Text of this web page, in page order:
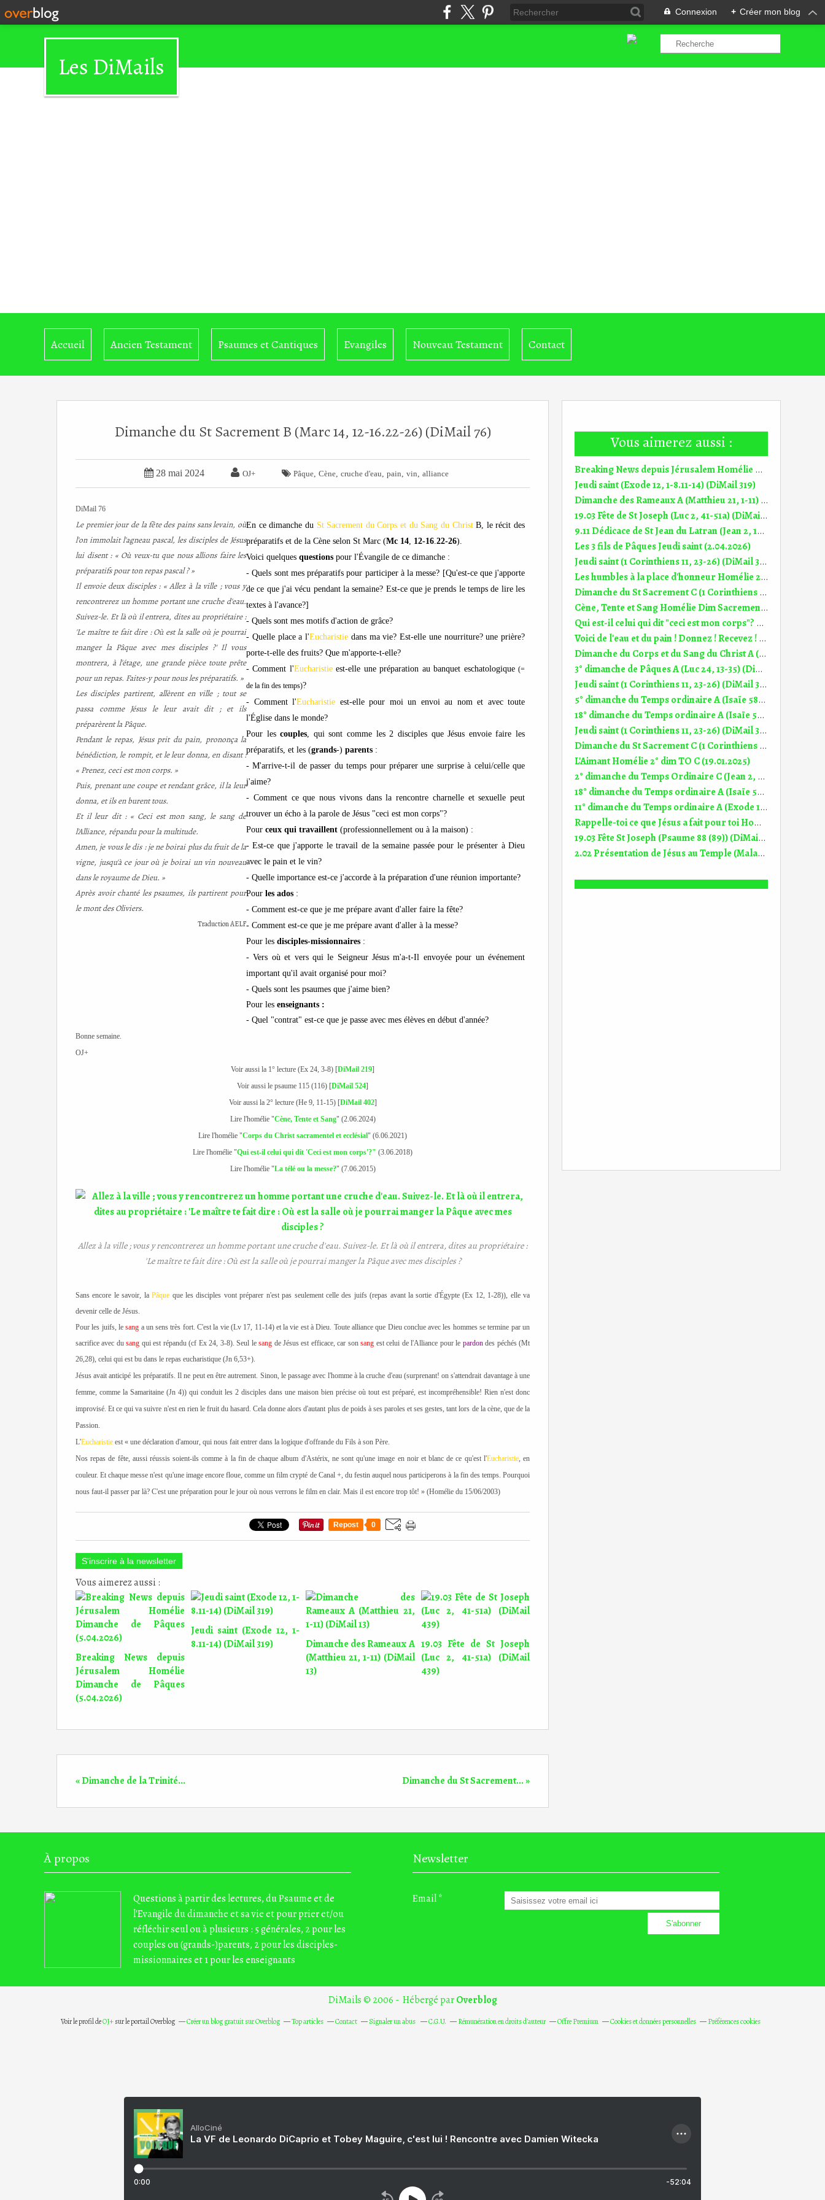
Connexion + Créer mon blog
Les DiMails
Accueil Ancien Testament Psaumes et Cantiques Evangiles Nouveau Testament Contact
Vous aimerez aussi :
Breaking News depuis Jérusalem Homélie Dimanche de Pâques (5.04.2026)
Jeudi saint (Exode 12, 1-8.11-14) (DiMail 319)
Dimanche des Rameaux A (Matthieu 21, 1-11) (DiMail 13)
19.03 Fête de St Joseph (Luc 2, 41-51a) (DiMail 439)
9.11 Dédicace de St Jean du Latran (Jean 2, 13-22) (DiMail 94)
Les 3 fils de Pâques Jeudi saint (2.04.2026)
Jeudi saint (1 Corinthiens 11, 23-26) (DiMail 394)
Les humbles à la place d'honneur Homélie 22° dim TO C (31.08.2025)
Dimanche du St Sacrement C (1 Corinthiens 11, 23-26) (DiMail 394)
Cène, Tente et Sang Homélie Dim Sacrement Corps et Sang du Christ B (2.06.2024)
Qui est-il celui qui dit "ceci est mon corps"? Homélie Dimanche du St Sacrement du Corps et du Sang du Christ B (3.06.2018)
Voici de l'eau et du pain ! Donnez ! Recevez ! Homélie 18° dim TO A (2.08.2026)
Dimanche du Corps et du Sang du Christ A (1 Corinthiens 10, 16-17) (DiMail 331)
3° dimanche de Pâques A (Luc 24, 13-35) (DiMail 16)
Jeudi saint (1 Corinthiens 11, 23-26) (DiMail 394)
5° dimanche du Temps ordinaire A (Isaïe 58, 7-10) (DiMail 153)
18° dimanche du Temps ordinaire A (Isaïe 55, 1-3) (DiMail 344)
Jeudi saint (1 Corinthiens 11, 23-26) (DiMail 394)
Dimanche du St Sacrement C (1 Corinthiens 11, 23-26) (DiMail 394)
L'Aimant Homélie 2° dim TO C (19.01.2025)
2° dimanche du Temps Ordinaire C (Jean 2, 1-11) (DiMail 103)
18° dimanche du Temps ordinaire A (Isaïe 55, 1-3) (DiMail 344)
11° dimanche du Temps ordinaire A (Exode 19, 2-6a) (DiMail 171)
Rappelle-toi ce que Jésus a fait pour toi Homélie st sacrement du Corps et du sang du Christ A (7.06.2026)
19.03 Fête St Joseph (Psaume 88 (89)) (DiMail 640)
2.02 Présentation de Jésus au Temple (Malachie 3, 1-4) (DiMail 444)
Dimanche du St Sacrement B (Marc 14, 12-16.22-26) (DiMail 76)
 28 mai 2024  OJ+  Pâque Cène cruche d'eau pain vin alliance
DiMail 76
Le premier jour de la fête des pains sans levain, où
l'on immolait l'agneau pascal, les disciples de Jésus
lui disent : « Où veux-tu que nous allions faire les
préparatifs pour ton repas pascal ? »
Il envoie deux disciples : « Allez à la ville ; vous y
rencontrerez un homme portant une cruche d'eau.
Suivez-le. Et là où il entrera, dites au propriétaire :
'Le maître te fait dire : Où est la salle où je pourrai
manger la Pâque avec mes disciples ?' Il vous
montrera, à l'étage, une grande pièce toute prête
pour un repas. Faites-y pour nous les préparatifs. »
Les disciples partirent, allèrent en ville ; tout se
passa comme Jésus le leur avait dit ; et ils
préparèrent la Pâque.
Pendant le repas, Jésus prit du pain, prononça la
bénédiction, le rompit, et le leur donna, en disant :
« Prenez, ceci est mon corps. »
Puis, prenant une coupe et rendant grâce, il la leur
donna, et ils en burent tous.
Et il leur dit : « Ceci est mon sang, le sang de
l'Alliance, répandu pour la multitude.
Amen, je vous le dis : je ne boirai plus du fruit de la
vigne, jusqu'à ce jour où je boirai un vin nouveau
dans le royaume de Dieu. »
Après avoir chanté les psaumes, ils partirent pour
le mont des Oliviers.
Traduction AELF
En ce dimanche du St Sacrement du Corps et du Sang du Christ B, le récit des
préparatifs et de la Cène selon St Marc (Mc 14, 12-16.22-26).
Voici quelques questions pour l'Évangile de ce dimanche :
- Quels sont mes préparatifs pour participer à la messe? [Qu'est-ce que j'apporte
de ce que j'ai vécu pendant la semaine? Est-ce que je prends le temps de lire les
textes à l'avance?]
- Quels sont mes motifs d'action de grâce?
- Quelle place a l'Eucharistie dans ma vie? Est-elle une nourriture? une prière?
porte-t-elle des fruits? Que m'apporte-t-elle?
- Comment l'Eucharistie est-elle une préparation au banquet eschatologique(=
de la fin des temps)?
- Comment l'Eucharistie est-elle pour moi un envoi au nom et avec toute
l'Église dans le monde?
Pour lescouples, qui sont comme les 2 disciples que Jésus envoie faire les
préparatifs, et les (grands-) parents :
- M'arrive-t-il de passer du temps pour préparer une surprise à celui/celle que
j'aime?
- Comment ce que nous vivons dans la rencontre charnelle et sexuelle peut
trouver un écho à la parole de Jésus "ceci est mon corps"?
Pour ceux qui travaillent (professionnellement ou à la maison) :
- Est-ce que j'apporte le travail de la semaine passée pour le présenter à Dieu
avec le pain et le vin?
- Quelle importance est-ce j'accorde à la préparation d'une réunion importante?
Pour les ados :
- Comment est-ce que je me prépare avant d'aller faire la fête?
- Comment est-ce que je me prépare avant d'aller à la messe?
Pour les disciples-missionnaires :
-Vers où et vers qui le Seigneur Jésus m'a-t-Il envoyée pour un événement
important qu'il avait organisé pour moi?
- Quels sont les psaumes que j'aime bien?
Pour les enseignants :
- Quel "contrat" est-ce que je passe avec mes élèves en début d'année?
Bonne semaine.
OJ+
Voir aussi la 1° lecture (Ex 24, 3-8) [DiMail 219]
Voir aussi le psaume 115 (116) [DiMail 524]
Voir aussi la 2° lecture (He 9, 11-15) [DiMail 402]
Lire l'homélie "Cène, Tente et Sang" (2.06.2024)
Lire l'homélie "Corps du Christ sacramentel et ecclésial" (6.06.2021)
Lire l'homélie "Qui est-il celui qui dit 'Ceci est mon corps'?" (3.06.2018)
Lire l'homélie "La télé ou la messe?" (7.06.2015)
Allez à la ville ; vous y rencontrerez un homme portant une cruche d'eau. Suivez-le. Et là où il entrera, dites au propriétaire :
'Le maître te fait dire : Où est la salle où je pourrai manger la Pâque avec mes disciples ?
Sans encore le savoir, laPâque que les disciples vont préparer n'est pas seulement celle des juifs (repas avant la sortie d'Égypte (Ex 12, 1-28)), elle va
devenir celle de Jésus.
Pour les juifs, lesang a un sens très fort. C'est la vie (Lv 17, 11-14) et la vie est à Dieu. Toute alliance que Dieu conclue avec les hommes se termine par un
sacrifice avec dusang qui est répandu (cf Ex 24, 3-8). Seul lesang de Jésus est efficace, car sonsang est celui de l'Alliance pour le pardondes péchés (Mt
26,28), celui qui est bu dans le repas eucharistique (Jn 6,53+).
Jésus avait anticipé les préparatifs. Il ne peut en être autrement. Sinon, le passage avec l'homme à la cruche d'eau (surprenant! on s'attendrait davantage à une
femme, comme la Samaritaine (Jn 4)) qui conduit les 2 disciples dans une maison bien précise où tout est préparé, est incompréhensible! Rien n'est donc
improvisé. Et ce qui va suivre n'est en rien le fruit du hasard. Cela donne alors d'autant plus de poids à ses paroles et ses gestes, tant lors de la cène, que de la
Passion.
L'Eucharistie est « une déclaration d'amour, qui nous fait entrer dans la logique d'offrande du Fils à son Père.
Nos repas de fête, aussi réussis soient-ils comme à la fin de chaque album d'Astérix, ne sont qu'une image en noir et blanc de ce qu'est l'Eucharistie, en
couleur. Et chaque messe n'est qu'une image encore floue, comme un film crypté de Canal +, du festin auquel nous participerons à la fin des temps. Pourquoi
nous faut-il passer par là? C'est une préparation pour le jour où nous verrons le film en clair. Mais il est encore trop tôt! » (Homélie du 15/06/2003)
Repost 0
S'inscrire à la newsletter
Vous aimerez aussi :
Breaking News depuis
Jérusalem Homélie
Dimanche de Pâques
(5.04.2026)
Jeudi saint (Exode 12, 1-
8.11-14) (DiMail 319)
Dimanche des Rameaux A
(Matthieu 21, 1-11) (DiMail
13)
19.03 Fête de St Joseph
(Luc 2, 41-51a) (DiMail
439)
« Dimanche de la Trinité... Dimanche du St Sacrement... »
À propos
Questions à partir des lectures, du Psaume et de
l'Evangile du dimanche et sa vie et pour prier et/ou
réfléchir seul ou à plusieurs : 5 générales, 2 pour les
couples ou (grands-)parents, 2 pour les disciples-
missionnaires et 1 pour les enseignants
Newsletter
Email
DiMails © 2006 - Hébergé parOverblog
Voir le profil deOJ+sur le portail Overblog Créer un blog gratuit sur Overblog Top articles Contact Signaler un abus C.G.U. Rémunération en droits d'auteur Offre Premium Cookies et données personnelles Préférences cookies
AlloCiné
La VF de Leonardo DiCaprio et Tobey Maguire, c'est lui ! Rencontre avec Damien Witecka
0:00 -52:04